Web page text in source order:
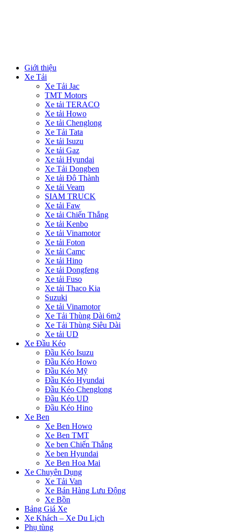
Giới thiệu
Xe Tải
Xe Tải Jac
TMT Motors
Xe tải TERACO
Xe tải Howo
Xe tải Chenglong
Xe Tải Tata
Xe tải Isuzu
Xe tải Gaz
Xe tải Hyundai
Xe Tải Dongben
Xe tải Đô Thành
Xe tải Veam
SIAM TRUCK
Xe tải Faw
Xe tải Chiến Thắng
Xe tải Kenbo
Xe tải Vinamotor
Xe tải Foton
Xe tải Camc
Xe tải Hino
Xe tải Dongfeng
Xe tải Fuso
Xe tải Thaco Kia
Suzuki
Xe tải Vinamotor
Xe Tải Thùng Dài 6m2
Xe Tải Thùng Siêu Dài
Xe tải UD
Xe Đầu Kéo
Đầu Kéo Isuzu
Đầu Kéo Howo
Đầu Kéo Mỹ
Đầu Kéo Hyundai
Đầu Kéo Chenglong
Đầu Kéo UD
Đầu Kéo Hino
Xe Ben
Xe Ben Howo
Xe Ben TMT
Xe ben Chiến Thắng
Xe ben Hyundai
Xe Ben Hoa Mai
Xe Chuyên Dụng
Xe Tải Van
Xe Bán Hàng Lưu Động
Xe Bồn
Bảng Giá Xe
Xe Khách – Xe Du Lịch
Phụ tùng